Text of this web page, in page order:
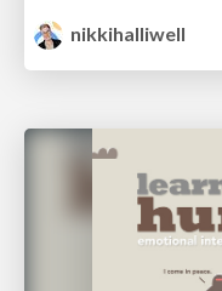
nikkihalliwell